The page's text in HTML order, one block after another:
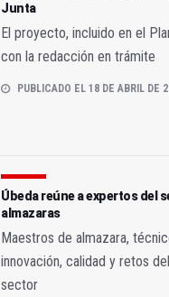
Junta
El proyecto, incluido en el
con la redacción en trámite
PUBLICADO EL 18 DE ABRIL DE
Úbeda reúne a expertos del
almazaras
Maestros de almazara,
innovación, calidad y retos
sector